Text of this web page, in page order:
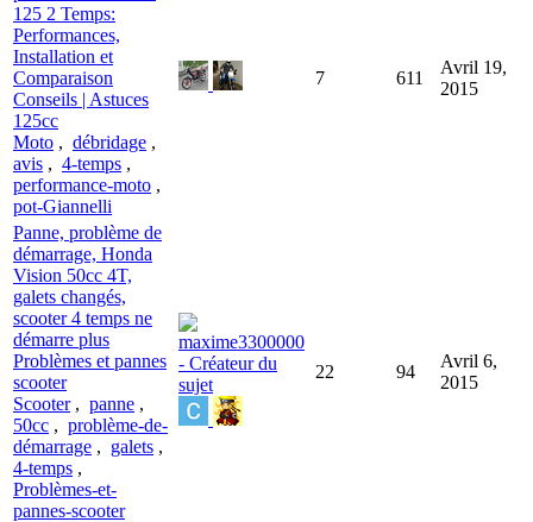
125 2 Temps:
Performances,
Installation et
Comparaison
Conseils | Astuces
125cc
Moto , débridage ,
avis , 4-temps ,
performance-moto ,
pot-Giannelli
7 611
Avril 19,
2015
Panne, problème de
démarrage, Honda
Vision 50cc 4T,
galets changés,
scooter 4 temps ne
démarre plus
Problèmes et pannes
scooter
Scooter, panne ,
50cc , problème-de-
démarrage , galets ,
4-temps ,
Problèmes-et-
pannes-scooter
22 94
Avril 6,
2015